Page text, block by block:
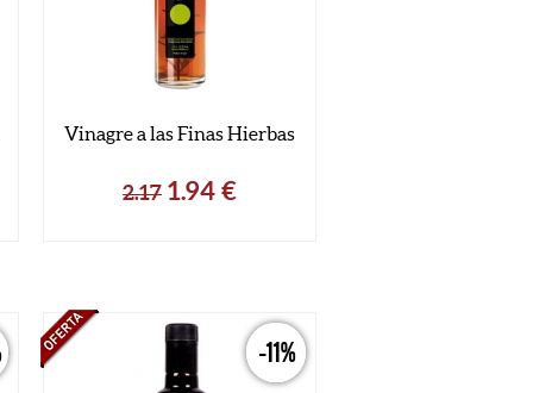
Vinagre a las Finas Hierbas
2.17 1.94 €
-11%